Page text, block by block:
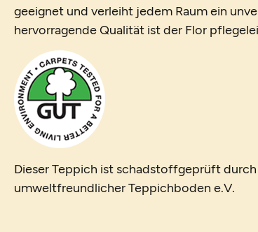
geeignet und verleiht jedem Raum ein
hervorragende Qualität ist der Flor
Dieser Teppich ist schadstoffgeprüft
umweltfreundlicher Teppichboden e.V.